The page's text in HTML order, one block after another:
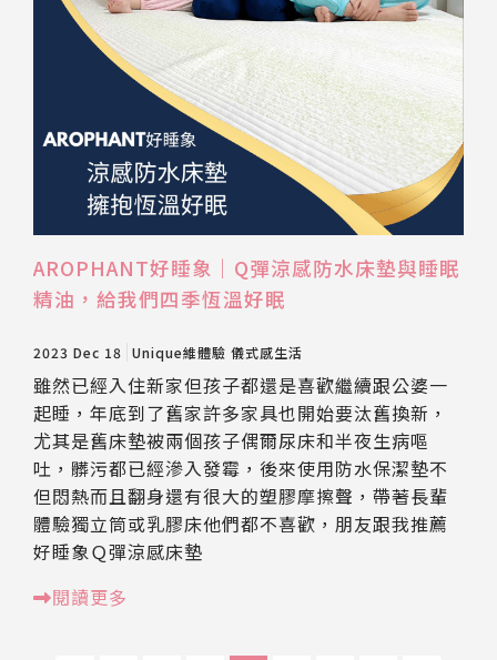
AROPHANT好睡象｜Q彈涼感防水床墊與睡眠
精油，給我們四季恆溫好眠
2023 Dec 18 Unique維體驗 儀式感生活
雖然已經入住新家但孩子都還是喜歡繼續跟公婆一
起睡，年底到了舊家許多家具也開始要汰舊換新，
尤其是舊床墊被兩個孩子偶爾尿床和半夜生病嘔
吐，髒污都已經滲入發霉，後來使用防水保潔墊不
但悶熱而且翻身還有很大的塑膠摩擦聲，帶著長輩
體驗獨立筒或乳膠床他們都不喜歡，朋友跟我推薦
好睡象Ｑ彈涼感床墊
閱讀更多